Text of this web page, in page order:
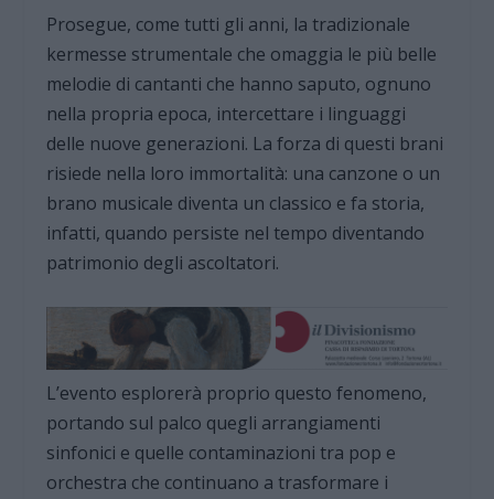
Prosegue, come tutti gli anni, la tradizionale
kermesse strumentale che omaggia le più belle
melodie di cantanti che hanno saputo, ognuno
nella propria epoca, intercettare i linguaggi
delle nuove generazioni. La forza di questi brani
risiede nella loro immortalità: una canzone o un
brano musicale diventa un classico e fa storia,
infatti, quando persiste nel tempo diventando
patrimonio degli ascoltatori.
L’evento esplorerà proprio questo fenomeno,
portando sul palco quegli arrangiamenti
sinfonici e quelle contaminazioni tra pop e
orchestra che continuano a trasformare i